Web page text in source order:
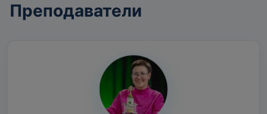
Преподаватели